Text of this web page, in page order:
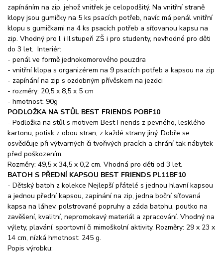
zapínáním na zip, jehož vnitřek je celopodšitý. Na vnitřní straně
klopy jsou gumičky na 5 ks psacích potřeb, navíc má penál vnitřní
klopu s gumičkami na 4 ks psacích potřeb a síťovanou kapsu na
zip. Vhodný pro I. i II.stupeň ZŠ i pro studenty, nevhodné pro děti
do 3 let. Interiér:
- penál ve formě jednokomorového pouzdra
- vnitřní klopa s organizérem na 9 psacích potřeb a kapsou na zip
- zapínání na zip s ozdobným přívěskem na jezdci
- rozměry: 20,5 x 8,5 x 5 cm
- hmotnost: 90g
PODLOŽKA NA STŮL BEST FRIENDS POBF10
- Podložka na stůl s motivem Best Friends z pevného, lesklého
kartonu, potisk z obou stran, z každé strany jiný. Dobře se
osvědčuje při výtvarných či tvořivých pracích a chrání tak nábytek
před poškozením.
Rozměry: 49,5 x 34,5 x 0,2 cm. Vhodná pro děti od 3 let.
BATOH S PŘEDNÍ KAPSOU BEST FRIENDS PL11BF10
- Dětský batoh z kolekce Nejlepší přátelé s jednou hlavní kapsou
a jednou přední kapsou, zapínání na zip, jedna boční síťovaná
kapsa na láhev, polstrované popruhy a záda batohu, poutko na
zavěšení, kvalitní, nepromokavý materiál a zpracování. Vhodný na
výlety, plavání, sportovní či mimoškolní aktivity. Rozměry: 29 x 23 x
14 cm, nízká hmotnost: 245 g.
Popis výrobku: